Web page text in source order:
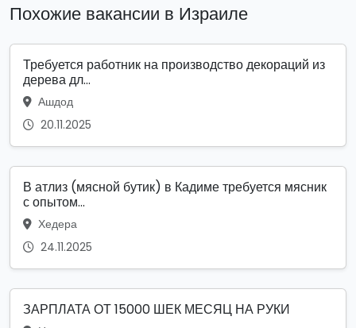
Похожие вакансии в Израиле
Требуется работник на производство декораций из
дерева дл...
Ашдод
20.11.2025
В атлиз (мясной бутик) в Кадиме требуется мясник
с опытом...
Хедера
24.11.2025
ЗАРПЛАТА ОТ 15000 ШЕК МЕСЯЦ НА РУКИ